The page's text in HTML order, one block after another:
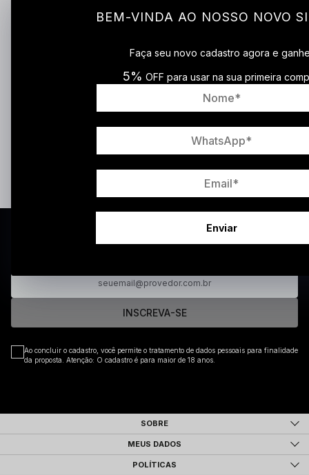
PAPETE LANA PRETA EM COURO CONFORT
, oferecendo design sofisticado e
construção impecável emcouro premium. Cada modelo é
pensado para mulheres que valorizam o equilíbrio entrebeleza e
, mantendo o charme do artesanal com toques de
CADASTRE-SE PARA RECEBER AS
INSCREVA-SE
Ao concluir o cadastro, você permite o tratamento de dados pessoais para finalidade
da proposta. Atenção: O cadastro é para maior de 18 anos.
SOBRE
MEUS DADOS
POLÍTICAS
BEM-VINDA AO NOSSO NOVO
Faça seu novo cadastro agora e
5% OFF para usar na sua primeira
Enviar